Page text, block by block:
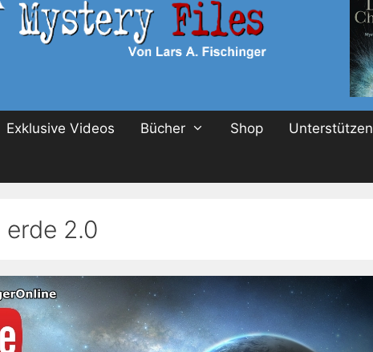
Exklusive Videos Bücher Shop Unterstützen
erde 2.0